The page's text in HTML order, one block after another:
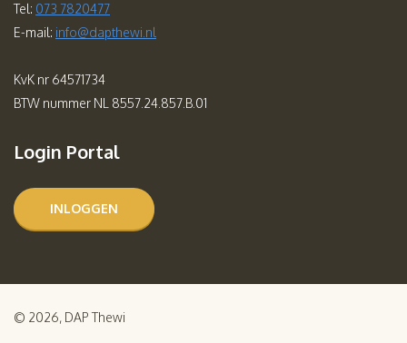
Tel: 073 7820477
E-mail: info@dapthewi.nl
KvK nr 64571734
BTW nummer NL 8557.24.857.B.01
Login Portal
INLOGGEN
© 2026, DAP Thewi